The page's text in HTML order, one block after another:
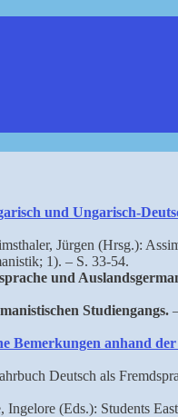
und Ungarisch-
Jürgen (Hrsg.):
1). – S. 33-54.
und
Studiengangs.
Bemerkungen anhand
Deutsch als
(Eds.): Students